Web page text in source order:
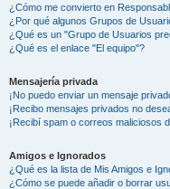
¿Cómo me convierto en
¿Por qué algunos Grupos de
¿Qué es un "Grupo de Usuarios
¿Qué es el enlace "El equipo"?
Mensajería privada
¡No puedo enviar un mensaje
¡Recibo mensajes privados no
¡Recibí spam o correos maliciosos
Amigos e Ignorados
¿Qué es la lista de Mis Amigos e
¿Cómo se puede añadir o borrar